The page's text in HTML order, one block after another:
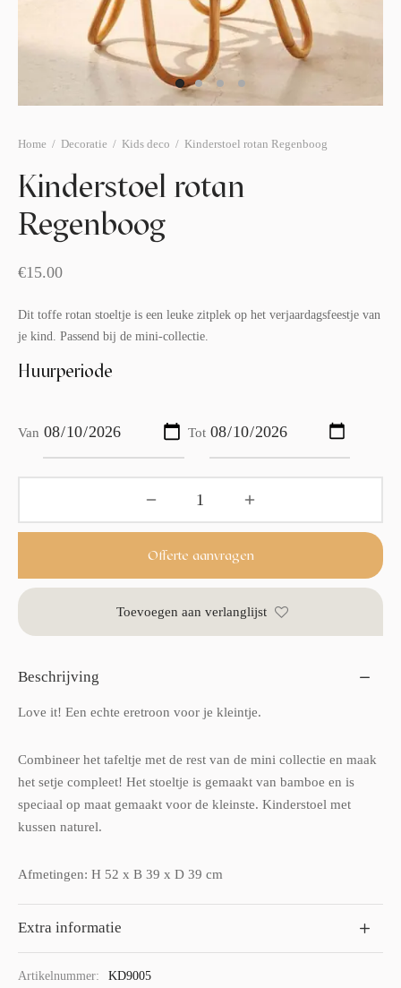
Home / Decoratie / Kids deco / Kinderstoel rotan Regenboog
Kinderstoel rotan
Regenboog
€15.00
Dit toffe rotan stoeltje is een leuke zitplek op het verjaardagsfeestje van
je kind. Passend bij de mini-collectie.
Huurperiode
Van Tot
Offerte aanvragen
Toevoegen aan verlanglijst
Beschrijving
Love it! Een echte eretroon voor je kleintje.
Combineer het tafeltje met de rest van de mini collectie en maak
het setje compleet! Het stoeltje is gemaakt van bamboe en is
speciaal op maat gemaakt voor de kleinste. Kinderstoel met
kussen naturel.
Afmetingen: H 52 x B 39 x D 39 cm
Extra informatie
Artikelnummer:
KD9005